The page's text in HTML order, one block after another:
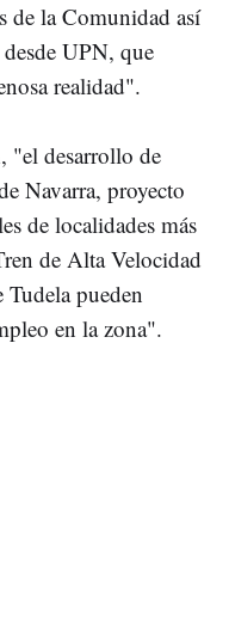
de la Comunidad así
UPN, que
realidad".
"el desarrollo de
Navarra, proyecto
de localidades más
de Alta Velocidad
pueden
en la zona".